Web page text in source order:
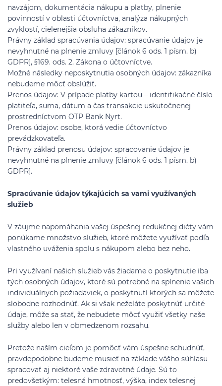
navzájom, dokumentácia nákupu a platby, plnenie
povinností v oblasti účtovníctva, analýza nákupných
zvyklostí, cielenejšia obsluha zákazníkov.
Právny základ spracúvania údajov: spracúvanie údajov je
nevyhnutné na plnenie zmluvy [článok 6 ods. 1 písm. b)
GDPR], §169. ods. 2. Zákona o účtovníctve.
Možné následky neposkytnutia osobných údajov: zákazníka
nebudeme môcť obslúžiť.
Prenos údajov: V prípade platby kartou – identifikačné číslo
platiteľa, suma, dátum a čas transakcie uskutočnenej
prostredníctvom OTP Bank Nyrt.
Prenos údajov: osobe, ktorá vedie účtovníctvo
prevádzkovateľa.
Právny základ prenosu údajov: spracovanie údajov je
nevyhnutné na plnenie zmluvy [článok 6 ods. 1 písm. b)
GDPR].
Spracúvanie údajov týkajúcich sa vami využívaných
služieb
V záujme napomáhania vašej úspešnej redukčnej diéty vám
ponúkame množstvo služieb, ktoré môžete využívať podľa
vlastného uváženia spolu s nákupom alebo bez neho.
Pri využívaní našich služieb vás žiadame o poskytnutie iba
tých osobných údajov, ktoré sú potrebné na splnenie vašich
individuálnych požiadaviek, o poskytnutí ktorých sa môžete
slobodne rozhodnúť. Ak si však neželáte poskytnúť určité
údaje, môže sa stať, že nebudete môcť využiť všetky naše
služby alebo len v obmedzenom rozsahu.
Pretože naším cieľom je pomôcť vám úspešne schudnúť,
pravdepodobne budeme musieť na základe vášho súhlasu
spracovať aj niektoré vaše zdravotné údaje. Sú to
predovšetkým: telesná hmotnosť, výška, index telesnej